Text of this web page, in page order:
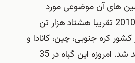
های آن موضوعی مورد
بحث بود. در سال 2010 تقریبا هشتاد هزار تن
کره جنوبی، چین، کانادا و
ایالات متحده تولید شد. امروزه این گیاه در 35